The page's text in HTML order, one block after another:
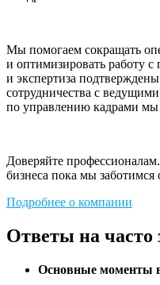
Мы помогаем сокращать
и оптимизировать работу
и экспертиза
сотрудничества с
по управлению кадрами мы
Доверяйте
бизнеса пока мы заботимся
Подробнее о компании
Ответы на часто
Основные моменты